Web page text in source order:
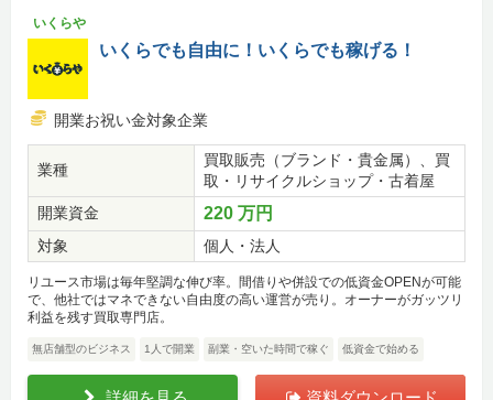
いくらや
いくらでも自由に！いくらでも稼げる！
開業お祝い金対象企業
業種
買取販売（ブランド・貴金属）、買
取・リサイクルショップ・古着屋
開業資金
220 万円
対象 個人・法人
リユース市場は毎年堅調な伸び率。間借りや併設での低資金OPENが可能
で、他社ではマネできない自由度の高い運営が売り。オーナーがガッツリ
利益を残す買取専門店。
無店舗型のビジネス 1人で開業 副業・空いた時間で稼ぐ 低資金で始める